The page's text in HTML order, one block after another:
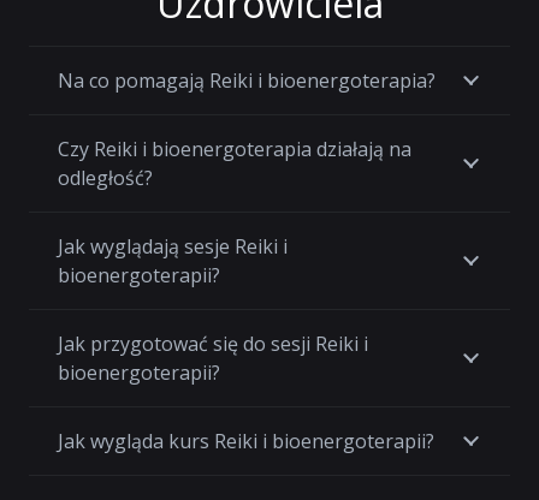
Na co pomagają Reiki i bioenergoterapia?
Czy Reiki i bioenergoterapia działają na
odległość?
Jak wyglądają sesje Reiki i
bioenergoterapii?
Jak przygotować się do sesji Reiki i
bioenergoterapii?
Jak wygląda kurs Reiki i bioenergoterapii?